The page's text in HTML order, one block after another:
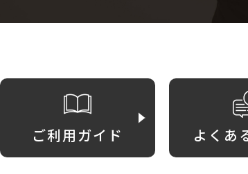
ご利用ガイド よくあ